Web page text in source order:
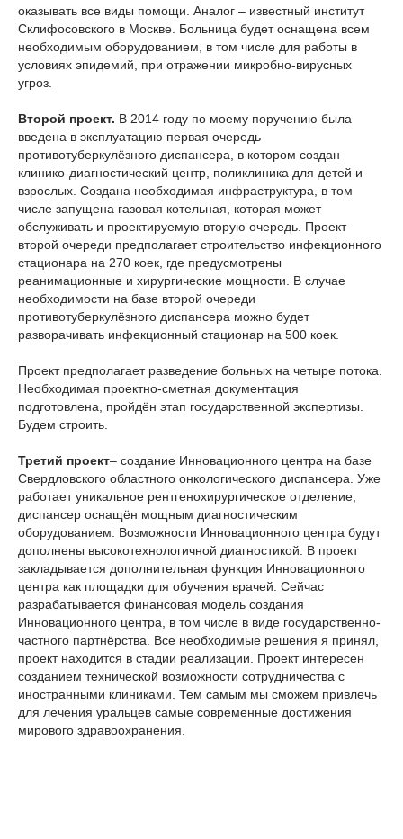
оказывать все виды помощи. Аналог – известный институт
Склифосовского в Москве. Больница будет оснащена всем
необходимым оборудованием, в том числе для работы в
условиях эпидемий, при отражении микробно-вирусных
угроз.
Второй проект. В 2014 году по мо­ему поручению была
введена в эксплуатацию первая очередь
противотуберкулёзного диспансера, в котором создан
клинико-диагностический центр, поликлиника для детей и
взрослых. Создана необходимая инфраструктура, в том
числе запущена газовая котельная, которая может
обслуживать и проектируемую вторую очередь. Проект
второй очереди предполагает строительство инфекционного
стационара на 270 коек, где предусмотрены
реанимационные и хирургические мощности. В случае
необходимости на базе второй очереди
противотуберкулёзного диспансера можно будет
разворачивать инфекционный стационар на 500 коек.
Проект предполагает разведение больных на четыре потока.
Необходимая проектно-сметная документация
подготовлена, пройдён этап государственной экспертизы.
Будем строить.
Третий проект– создание Инновационного центра на базе
Свердловского областного онкологического диспансера. Уже
работает уникальное рентгенохирургическое отделение,
диспансер оснащён мощным диагностическим
оборудованием. Возможности Инновационного центра будут
дополнены высокотехнологичной диагностикой. В проект
закладывается дополнительная функция Инновационного
центра как площадки для обучения врачей. Сейчас
разрабатывается финансовая модель создания
Инновационного центра, в том числе в виде государственно-
частного партнёрства. Все необходимые решения я принял,
проект находится в стадии реализации. Проект интересен
созданием технической возможности сотрудничества с
иностранными клиниками. Тем самым мы сможем привлечь
для лечения уральцев самые современные достижения
мирового здравоохранения.